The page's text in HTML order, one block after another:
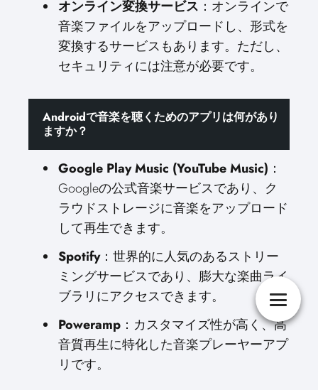
オンライン変換サービス ：オンラインで
音楽ファイルをアップロードし、形式を
変換するサービスもあります。ただし、
セキュリティには注意が必要です。
Androidで音楽を聴くためのアプリは何があり
ますか？
Google Play Music (YouTube Music) ：
Googleの公式音楽サービスであり、ク
ラウドストレージに音楽をアップロード
して再生できます。
Spotify：世界的に人気のあるストリー
ミングサービスであり、膨大な楽曲ライ
ブラリにアクセスできます。
Poweramp ：カスタマイズ性が高く、高
音質再生に特化した音楽プレーヤーアプ
リです。